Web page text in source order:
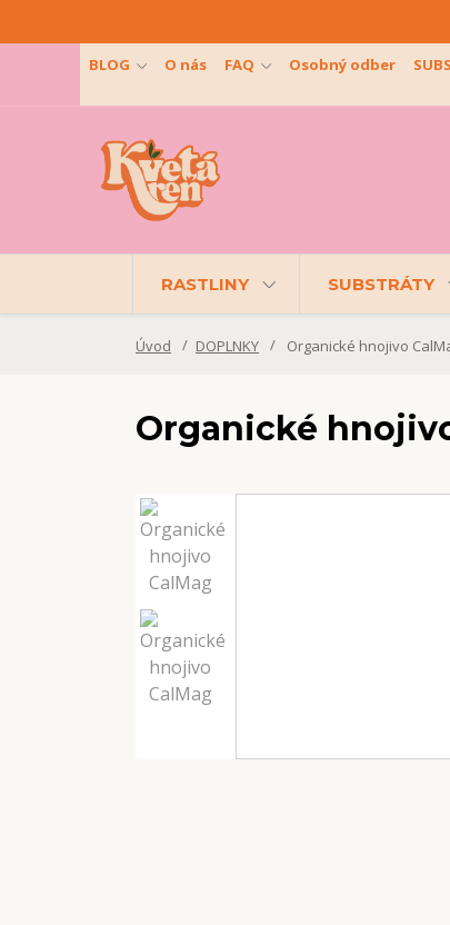
BLOG O nás FAQ Osobný odber
RASTLINY SUBSTRÁTY
Úvod DOPLNKY Organické hnojivo
Organické